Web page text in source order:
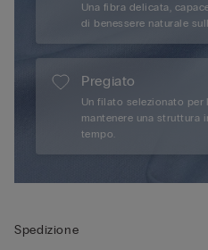
Una fibra delicata,
di benessere naturale
Pregiato
Un filato selezionato per
mantenere una struttura
tempo.
Spedizione